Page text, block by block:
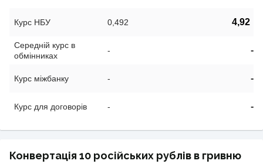
Курс НБУ 0,492 4,92
Середній курс в
обмінниках
- -
Курс міжбанку - -
Курс для договорів - -
Конвертація 10 російських рублів в гривню